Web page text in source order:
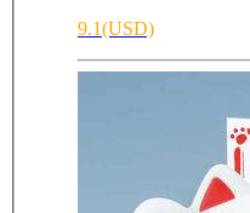
9.1(USD)